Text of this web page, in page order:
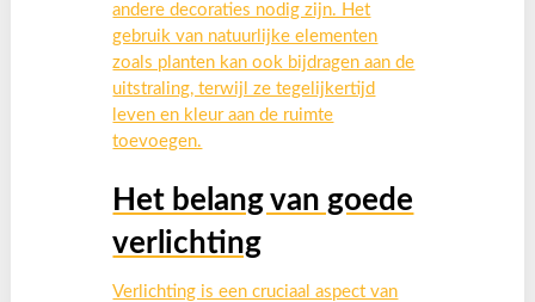
andere decoraties nodig zijn. Het
gebruik van natuurlijke elementen
zoals planten kan ook bijdragen aan de
uitstraling, terwijl ze tegelijkertijd
leven en kleur aan de ruimte
toevoegen.
Het belang van goede
verlichting
Verlichting is een cruciaal aspect van